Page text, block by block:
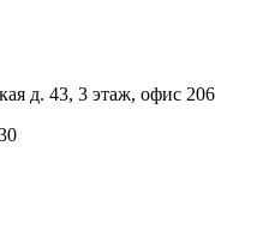
д. 43, 3 этаж, офис 206